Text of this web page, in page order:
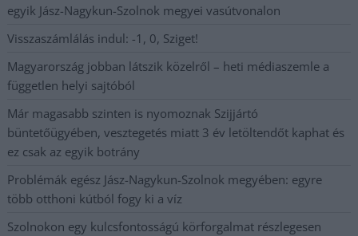
egyik Jász-Nagykun-Szolnok megyei vasútvonalon
Visszaszámlálás indul: -1, 0, Sziget!
Magyarország jobban látszik közelről – heti médiaszemle a
független helyi sajtóból
Már magasabb szinten is nyomoznak Szijjártó
büntetőügyében, vesztegetés miatt 3 év letöltendőt kaphat és
ez csak az egyik botrány
Problémák egész Jász-Nagykun-Szolnok megyében: egyre
több otthoni kútból fogy ki a víz
Szolnokon egy kulcsfontosságú körforgalmat részlegesen